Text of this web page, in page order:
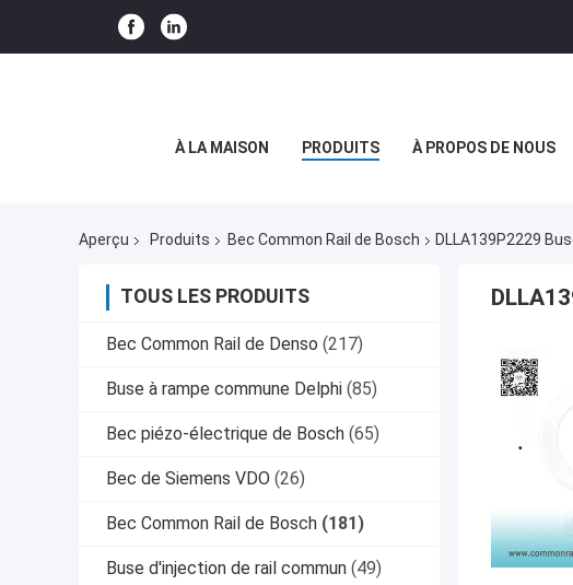
À LA MAISON PRODUITS À PROPOS DE NOUS
Aperçu Produits Bec Common Rail de Bosch DLLA139P2229
TOUS LES PRODUITS
Bec Common Rail de Denso (217)
Buse à rampe commune Delphi (85)
Bec piézo-électrique de Bosch (65)
Bec de Siemens VDO (26)
Bec Common Rail de Bosch (181)
Buse d'injection de rail commun (49)